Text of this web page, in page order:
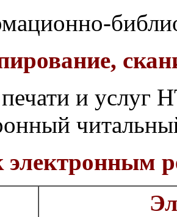
и услуг
электронным